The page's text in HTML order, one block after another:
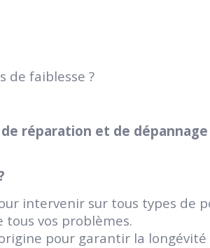
de faiblesse ?
réparation et de dépannage
intervenir sur tous types de
vos problèmes.
pour garantir la